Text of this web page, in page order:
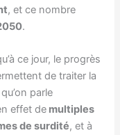
, et ce nombre
.
ce jour, le progrès
de traiter la
parle
effet de multiples
de surdité, et à